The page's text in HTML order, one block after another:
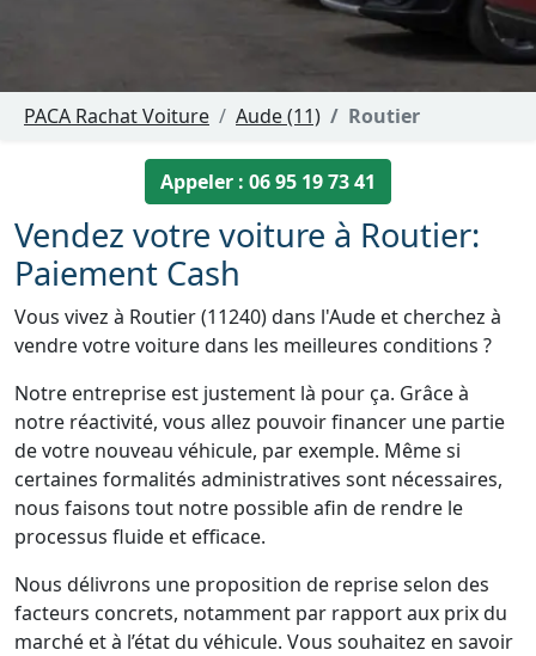
PACA Rachat Voiture Aude (11) Routier
Appeler : 06 95 19 73 41
Vendez votre voiture à Routier:
Paiement Cash
Vous vivez à Routier (11240) dans l'Aude et cherchez à
vendre votre voiture dans les meilleures conditions ?
Notre entreprise est justement là pour ça. Grâce à
notre réactivité, vous allez pouvoir financer une partie
de votre nouveau véhicule, par exemple. Même si
certaines formalités administratives sont nécessaires,
nous faisons tout notre possible afin de rendre le
processus fluide et efficace.
Nous délivrons une proposition de reprise selon des
facteurs concrets, notamment par rapport aux prix du
marché et à l’état du véhicule. Vous souhaitez en savoir